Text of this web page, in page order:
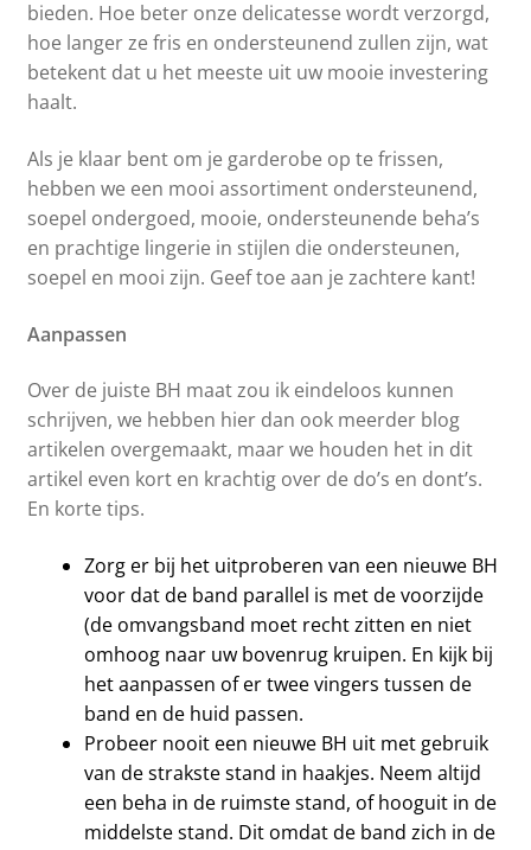
bieden. Hoe beter onze delicatesse wordt verzorgd,
hoe langer ze fris en ondersteunend zullen zijn, wat
betekent dat u het meeste uit uw mooie investering
haalt.
Als je klaar bent om je garderobe op te frissen,
hebben we een mooi assortiment ondersteunend,
soepel ondergoed, mooie, ondersteunende beha’s
en prachtige lingerie in stijlen die ondersteunen,
soepel en mooi zijn. Geef toe aan je zachtere kant!
Aanpassen
Over de juiste BH maat zou ik eindeloos kunnen
schrijven, we hebben hier dan ook meerder blog
artikelen overgemaakt, maar we houden het in dit
artikel even kort en krachtig over de do’s en dont’s.
En korte tips.
Zorg er bij het uitproberen van een nieuwe BH
voor dat de band parallel is met de voorzijde
(de omvangsband moet recht zitten en niet
omhoog naar uw bovenrug kruipen. En kijk bij
het aanpassen of er twee vingers tussen de
band en de huid passen.
Probeer nooit een nieuwe BH uit met gebruik
van de strakste stand in haakjes. Neem altijd
een beha in de ruimste stand, of hooguit in de
middelste stand. Dit omdat de band zich in de